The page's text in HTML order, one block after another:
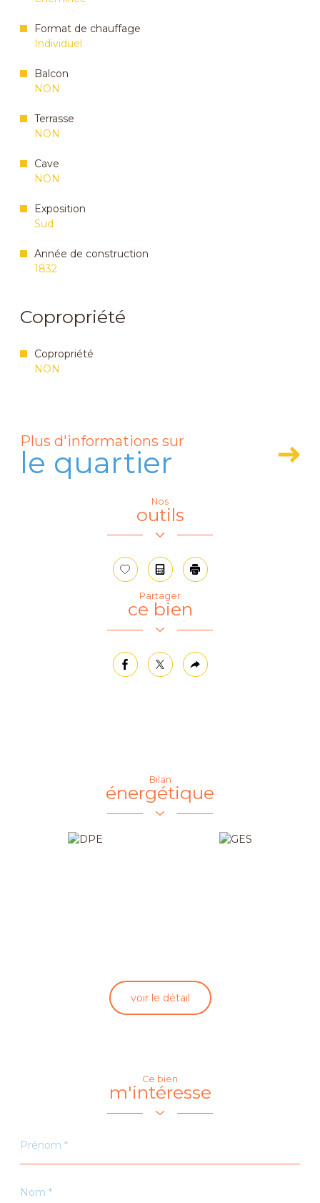
Format de chauffage
Individuel
Balcon
NON
Terrasse
NON
Cave
NON
Exposition
Sud
Année de construction
1832
Copropriété
Copropriété
NON
Plus d'informations sur
le quartier
Leaflet
Bibliothèque
Ecoles
École primaire
Nos
outils
Sélectionner
CalculatriceImprimer
Partager
ce bien
facebooktwitterPlus
de
Bilan
énergétique
voir le détail
Ce bien
m'intéresse
*
*